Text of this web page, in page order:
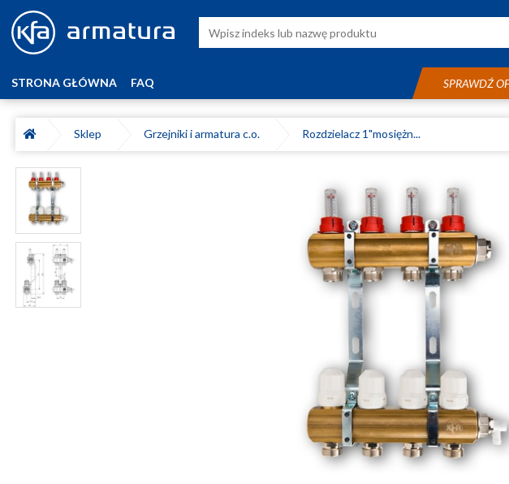
STRONA GŁÓWNA FAQ SPRAWDŹ
Sklep Grzejniki i armatura c.o. Rozdzielacz 1"mosiężn...